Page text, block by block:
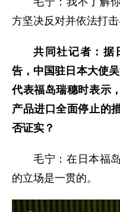
方坚决反对并依法打
共同社记者：据
告，中国驻日本大使
代表福岛瑞穗时表示
产品进口全面停止的
否证实？
毛宁：在日本福
的立场是一贯的。